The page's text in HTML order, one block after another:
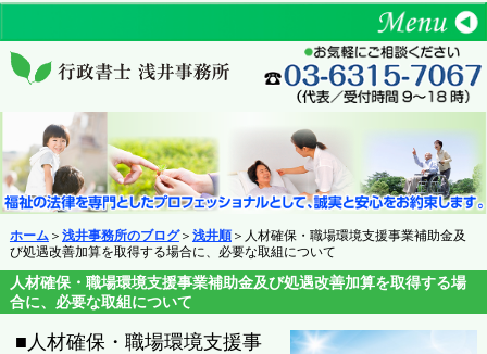
ホーム ＞ 浅井事務所のブログ＞ 浅井順＞人材確保・職場環境支援事業補助金及
び処遇改善加算を取得する場合に、必要な取組について
人材確保・職場環境支援事業補助金及び処遇改善加算を取得する場
合に、必要な取組について
■人材確保・職場環境支援事